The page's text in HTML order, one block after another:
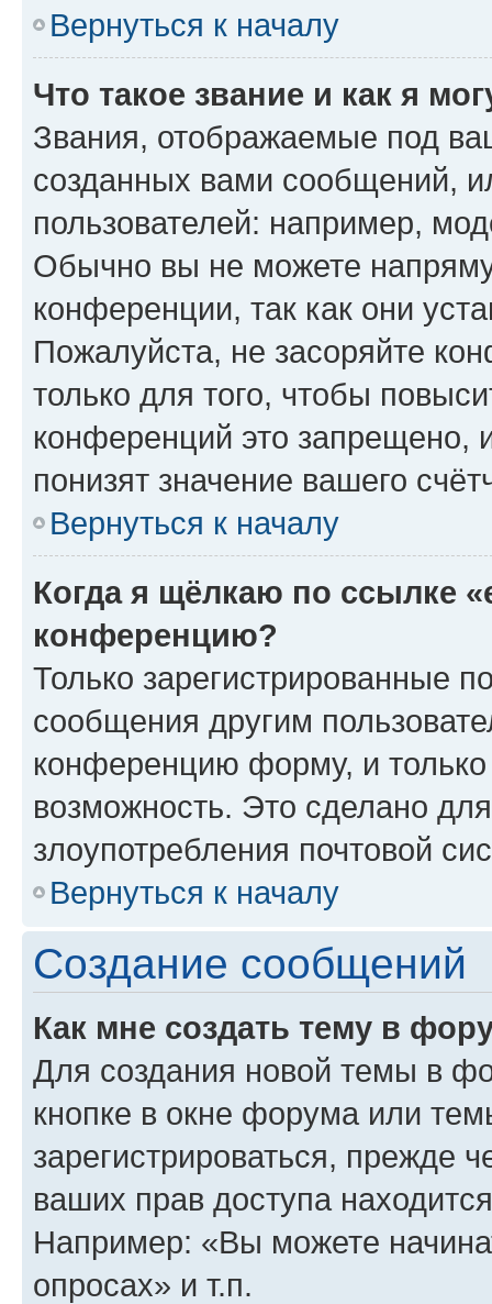
Вернуться к началу
Что такое звание и как я
Звания, отображаемые под
созданных вами сообщений,
пользователей: например,
Обычно вы не можете
конференции, так как они
Пожалуйста, не засоряйте
только для того, чтобы
конференций это запрещено,
понизят значение вашего
Вернуться к началу
Когда я щёлкаю по ссылке
конференцию?
Только зарегистрированные
сообщения другим
конференцию форму, и
возможность. Это сделано
злоупотребления почтовой
Вернуться к началу
Создание сообщений
Как мне создать тему в
Для создания новой темы в
кнопке в окне форума или
зарегистрироваться, прежде
ваших прав доступа
Например: «Вы можете
опросах» и т.п.